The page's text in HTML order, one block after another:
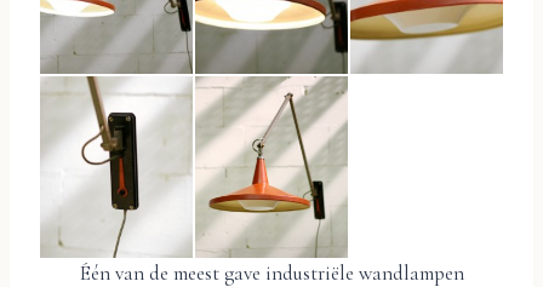
Één van de meest gave industriële wandlampen